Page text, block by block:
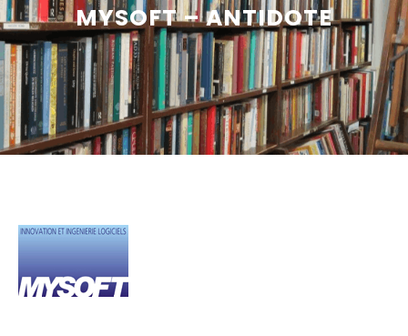
MYSOFT – ANTIDOTE